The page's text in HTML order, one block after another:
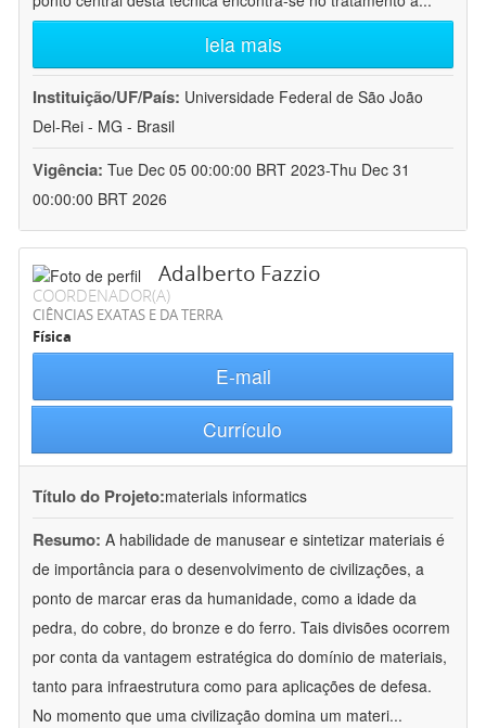
leia mais
Instituição/UF/País: Universidade Federal de São João
Del-Rei - MG - Brasil
Vigência: Tue Dec 05 00:00:00 BRT 2023-Thu Dec 31
00:00:00 BRT 2026
Adalberto Fazzio
COORDENADOR(A)
CIÊNCIAS EXATAS E DA TERRA
Física
E-mail
Currículo
Título do Projeto:materials informatics
Resumo: A habilidade de manusear e sintetizar materiais é
de importância para o desenvolvimento de civilizações, a
ponto de marcar eras da humanidade, como a idade da
pedra, do cobre, do bronze e do ferro. Tais divisões ocorrem
por conta da vantagem estratégica do domínio de materiais,
tanto para infraestrutura como para aplicações de defesa.
No momento que uma civilização domina um materi...